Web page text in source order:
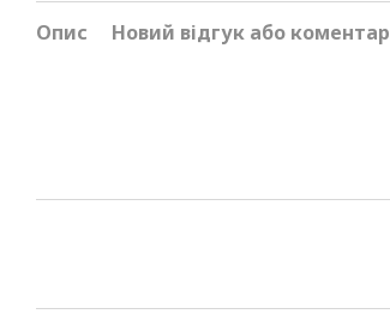
Опис Новий відгук або коментар